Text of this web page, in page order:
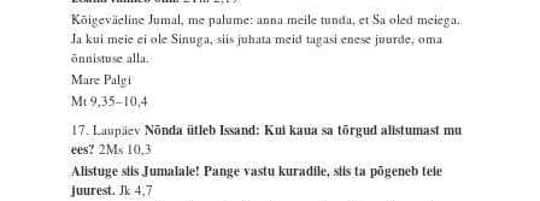
Kõigeväeline Jumal, me palume: anna meile tunda, et Sa oled meiega.
Ja kui meie ei ole Sinuga, siis juhata meid tagasi enese juurde, oma
õnnistuse alla.
Mare Palgi
Mt 9,35–10,4
17. LaupäevNõnda ütleb Issand: Kui kaua sa tõrgud alistumast mu
ees?2Ms 10,3
Alistuge siis Jumalale! Pange vastu kuradile, siis ta põgeneb teie
juurest.Jk 4,7